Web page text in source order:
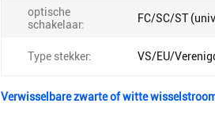
optische
schakelaar:
FC/SC/ST
Type stekker: VS/EU/
Verwisselbare zwarte of witte